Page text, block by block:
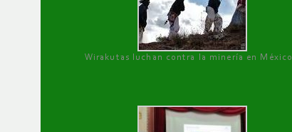
Wirakutas luchan contra la minería en México